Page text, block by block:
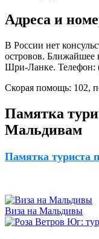
Адреса и
В России нет
островов. Ближайшее
Шри-Ланке. Телефон:
Скорая помощь: 102,
Памятка
Мальдивам
Памятка туриста
Виза на Мальдивы